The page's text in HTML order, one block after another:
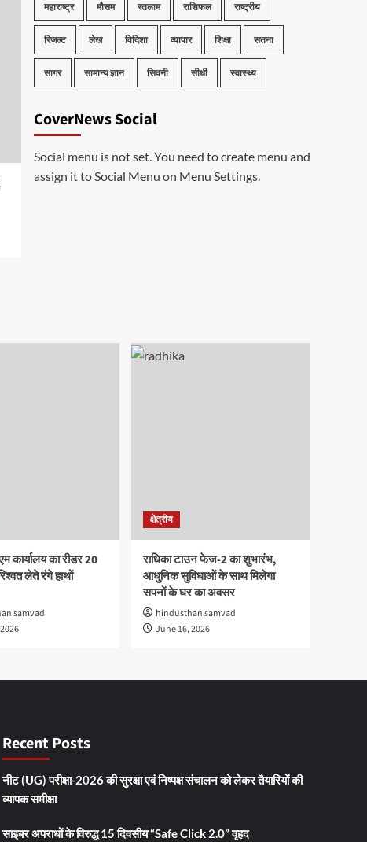
महाराष्ट्र मौसम रतलाम राशिफल राष्ट्रीय
रिजल्ट लेख विदिशा व्यापार शिक्षा सतना
सागर सामान्य ज्ञान सिवनी सीधी स्वास्थ्य
CoverNews Social
Social menu is not set. You need to create menu and
assign it to Social Menu on Menu Settings.
कार्यालय का रीडर 20
लेते रंगे हाथों
samvad
क्षेत्रीय
राधिका टाउन फेज-2 का शुभारंभ,
आधुनिक सुविधाओं के साथ मिलेगा
सपनों के घर का अवसर
hindusthan samvad
June 16, 2026
Recent Posts
नीट (UG) परीक्षा-2026 की सुरक्षा एवं निष्पक्ष संचालन को लेकर तैयारियों की
व्यापक समीक्षा
साइबर अपराधों के विरुद्ध 15 दिवसीय “Safe Click 2.0” वृहद